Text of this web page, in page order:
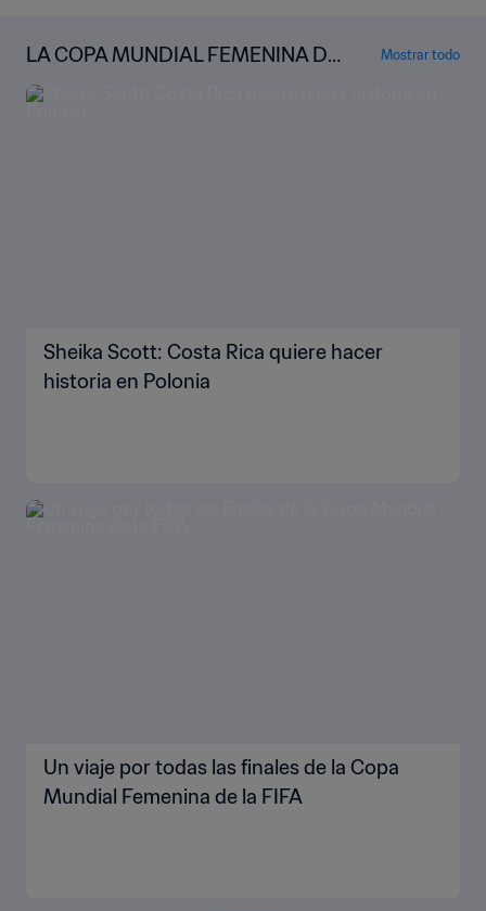
LA COPA MUNDIAL FEMENINA DE
LA FIFA™ BAJO LA LUPA
Mostrar todo
Sheika Scott: Costa Rica quiere hacer
historia en Polonia
Un viaje por todas las finales de la Copa
Mundial Femenina de la FIFA